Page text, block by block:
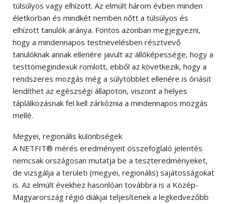
túlsúlyos vagy elhízott. Az elmúlt három évben minden
életkorban és mindkét nemben nőtt a túlsúlyos és
elhízott tanulók aránya. Fontos azonban megjegyezni,
hogy a mindennapos testnevelésben résztvevő
tanulóknak annak ellenére javult az állóképessége, hogy a
testtömegindexük romlott, ebből az következik, hogy a
rendszeres mozgás még a súlytöbblet ellenére is óriásit
lendíthet az egészségi állapoton, viszont a helyes
táplálkozásnak fel kell zárkóznia a mindennapos mozgás
mellé.
Megyei, regionális különbségek
A NETFIT® mérés eredményeit összefoglaló jelentés
nemcsak országosan mutatja be a teszteredményeket,
de vizsgálja a területi (megyei, regionális) sajátosságokat
is. Az elmúlt évekhez hasonlóan továbbra is a Közép-
Magyarország régió diákjai teljesítenek a legkedvezőbb